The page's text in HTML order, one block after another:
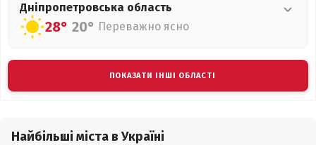
Дніпропетровська область
28° 20° Переважно ясно
ПОКАЗАТИ ІНШІ ОБЛАСТІ
Найбільші міста в Україні